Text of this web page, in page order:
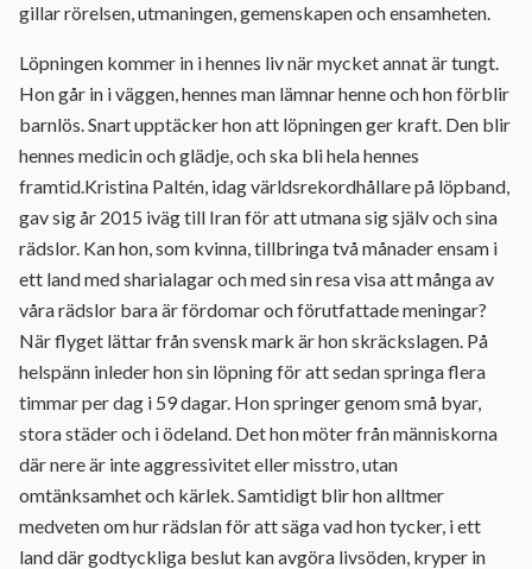
gillar rörelsen, utmaningen, gemenskapen och ensamheten.
Löpningen kommer in i hennes liv när mycket annat är tungt.
Hon går in i väggen, hennes man lämnar henne och hon förblir
barnlös. Snart upptäcker hon att löpningen ger kraft. Den blir
hennes medicin och glädje, och ska bli hela hennes
framtid.Kristina Paltén, idag världsrekordhållare på löpband,
gav sig år 2015 iväg till Iran för att utmana sig själv och sina
rädslor. Kan hon, som kvinna, tillbringa två månader ensam i
ett land med sharialagar och med sin resa visa att många av
våra rädslor bara är fördomar och förutfattade meningar?
När flyget lättar från svensk mark är hon skräckslagen. På
helspänn inleder hon sin löpning för att sedan springa flera
timmar per dag i 59 dagar. Hon springer genom små byar,
stora städer och i ödeland. Det hon möter från människorna
där nere är inte aggressivitet eller misstro, utan
omtänksamhet och kärlek. Samtidigt blir hon alltmer
medveten om hur rädslan för att säga vad hon tycker, i ett
land där godtyckliga beslut kan avgöra livsöden, kryper in